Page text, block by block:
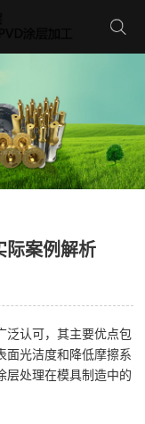
际案例解析
泛认可，其主要优点包
面光洁度和降低摩擦系
层处理在模具制造中的